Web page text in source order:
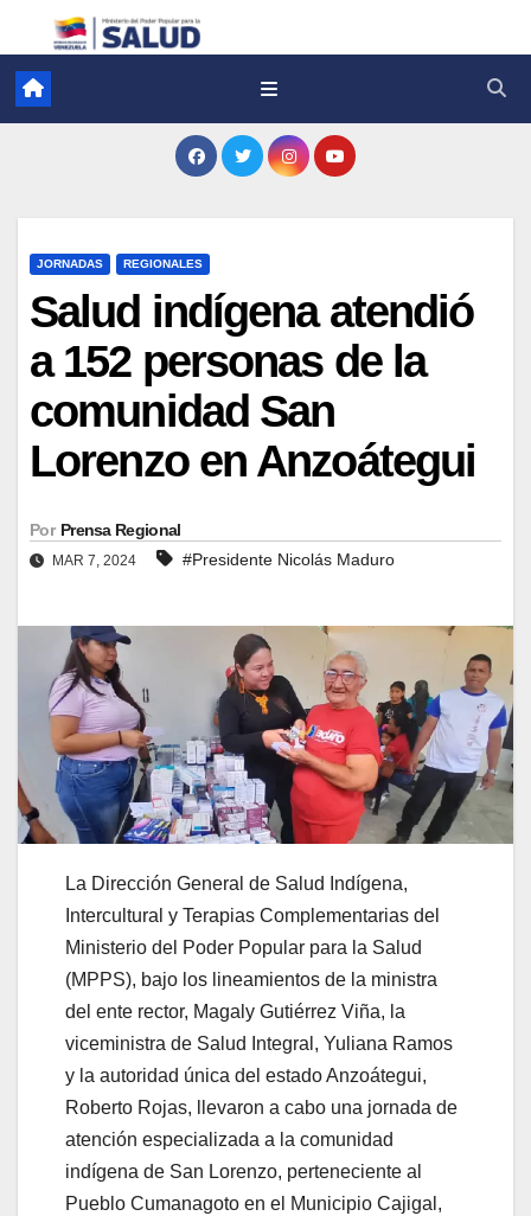
JORNADAS REGIONALES
Salud indígena atendió
a 152 personas de la
comunidad San
Lorenzo en Anzoátegui
Por Prensa Regional
MAR 7, 2024 #Presidente Nicolás Maduro
La Dirección General de Salud Indígena,
Intercultural y Terapias Complementarias del
Ministerio del Poder Popular para la Salud
(MPPS), bajo los lineamientos de la ministra
del ente rector, Magaly Gutiérrez Viña, la
viceministra de Salud Integral, Yuliana Ramos
y la autoridad única del estado Anzoátegui,
Roberto Rojas, llevaron a cabo una jornada de
atención especializada a la comunidad
indígena de San Lorenzo, perteneciente al
Pueblo Cumanagoto en el Municipio Cajigal,